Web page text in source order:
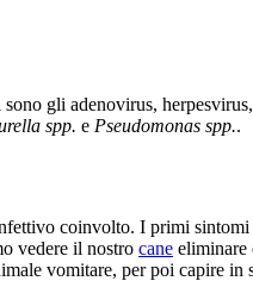
gli adenovirus,
spp. e Pseudomonas spp..
coinvolto. I primi sintomi
vedere il nostro cane eliminare
vomitare, per poi capire in